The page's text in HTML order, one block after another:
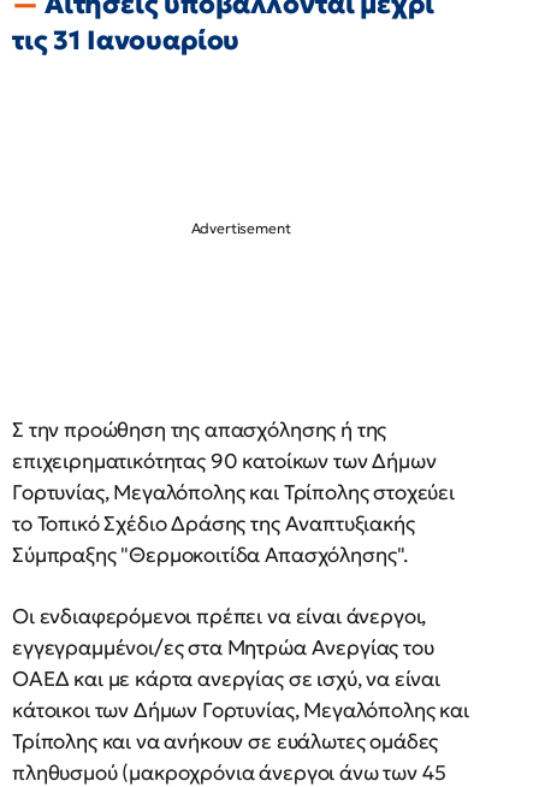
τις 31 Ιανουαρίου
Σ την προώθηση της απασχόλησης ή της
επιχειρηματικότητας 90 κατοίκων των Δήμων
Γορτυνίας, Μεγαλόπολης και Τρίπολης στοχεύει
το Τοπικό Σχέδιο Δράσης της Αναπτυξιακής
Σύμπραξης "Θερμοκοιτίδα Απασχόλησης".
Οι ενδιαφερόμενοι πρέπει να είναι άνεργοι,
εγγεγραμμένοι/ες στα Μητρώα Ανεργίας του
ΟΑΕΔ και με κάρτα ανεργίας σε ισχύ, να είναι
κάτοικοι των Δήμων Γορτυνίας, Μεγαλόπολης και
Τρίπολης και να ανήκουν σε ευάλωτες ομάδες
πληθυσμού (μακροχρόνια άνεργοι άνω των 45